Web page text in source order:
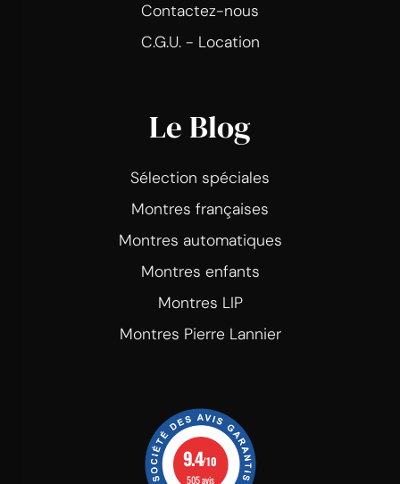
Contactez-nous
C.G.U. - Location
Le Blog
Sélection spéciales
Montres françaises
Montres automatiques
Montres enfants
Montres LIP
Montres Pierre Lannier
9.4/10
505 avis